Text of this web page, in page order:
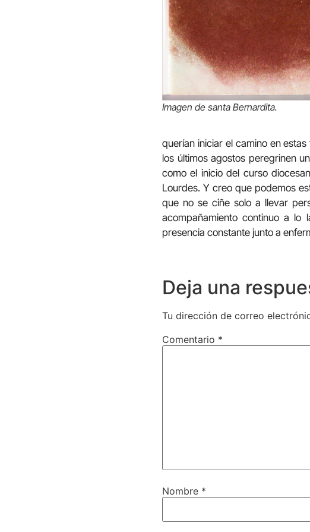
Imagen de santa Bernardita.
querían iniciar el camino en
los últimos agostos peregrinen
como el inicio del curso
Lourdes. Y creo que podemos
que no se ciñe solo a llevar
acompañamiento continuo a
presencia constante junto a
Deja una
Tu dirección de correo
Comentario *
Nombre *